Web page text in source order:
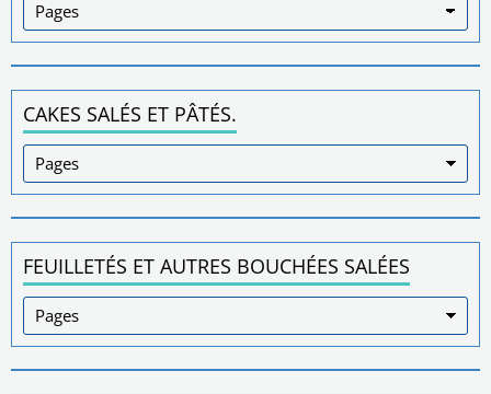
CAKES SALÉS ET PÂTÉS.
FEUILLETÉS ET AUTRES BOUCHÉES SALÉES